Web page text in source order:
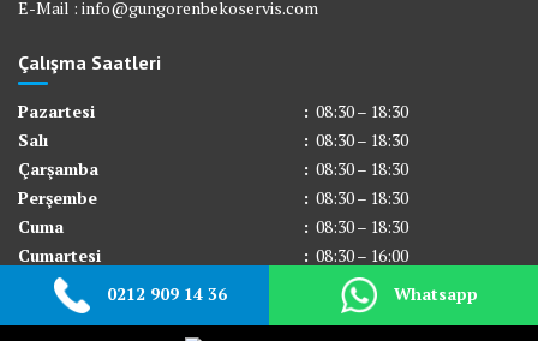
E-Mail : info@gungorenbekoservis.com
Çalışma Saatleri
Pazartesi : 08:30 – 18:30
Salı
: 08:30 – 18:30
Çarşamba
: 08:30 – 18:30
Perşembe
: 08:30 – 18:30
Cuma
: 08:30 – 18:30
Cumartesi
: 08:30 – 16:00
Pazar
Kapalı
0212 909 14 36 Whatsapp